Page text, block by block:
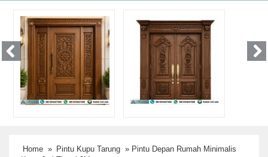
Home » Pintu Kupu Tarung » Pintu Depan Rumah Minimalis